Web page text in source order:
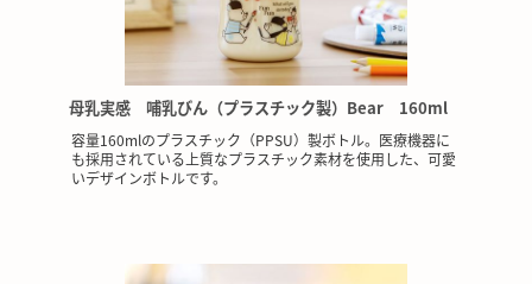
母乳実感 哺乳びん（プラスチック製）Bear 160ml
容量160mlのプラスチック（PPSU）製ボトル。医療機器に
も採用されている上質なプラスチック素材を使用した、可愛
いデザインボトルです。